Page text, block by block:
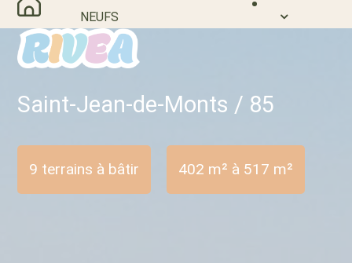
NEUFS
Saint-Jean-de-Monts / 85
9 terrains à bâtir 402 m² à 517 m²